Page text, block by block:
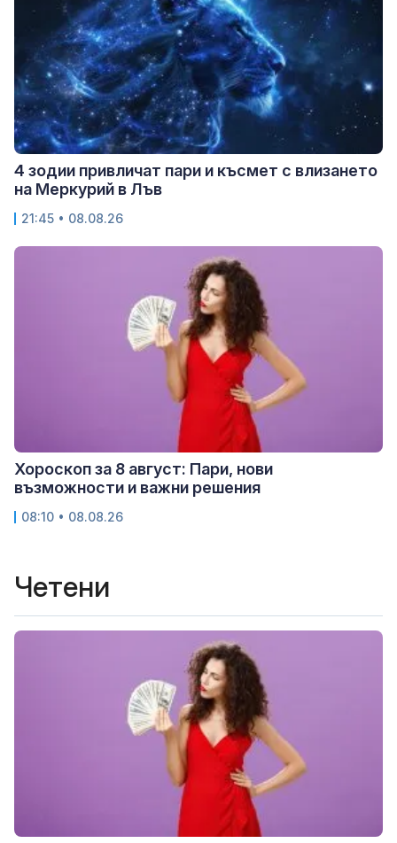
4 зодии привличат пари и късмет с влизането
на Меркурий в Лъв
21:45 • 08.08.26
Хороскоп за 8 август: Пари, нови
възможности и важни решения
08:10 • 08.08.26
Четени